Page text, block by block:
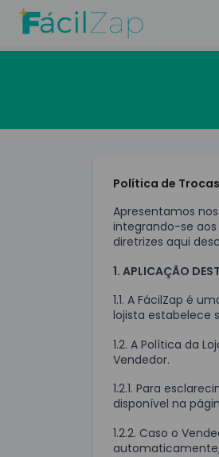
Política de
Apresentamos
integrando-se aos
diretrizes aqui
1. APLICAÇÃO
1.1. A FácilZap é
lojista estabelece
1.2. A Política da
Vendedor.
1.2.1. Para
disponível na
1.2.2. Caso o